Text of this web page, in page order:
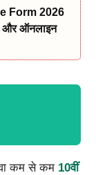
Form 2026
और ऑनलाइन
कम से कम 10वीं